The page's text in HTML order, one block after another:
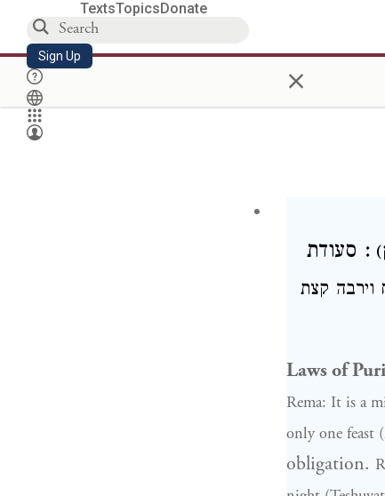
TextsTopicsDonate
Sign Up ×
: סעודת
וירבה קצת
Laws of
Rema: It is a
only one feast
obligation.